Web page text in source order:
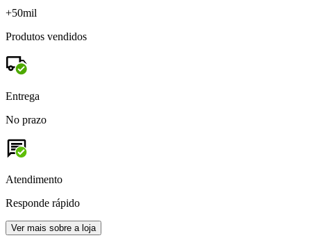
+50mil
Produtos vendidos
Entrega
No prazo
Atendimento
Responde rápido
Ver mais sobre a loja